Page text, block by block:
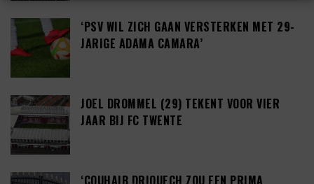
‘PSV WIL ZICH GAAN VERSTERKEN MET 29-
JARIGE ADAMA CAMARA’
JOEL DROMMEL (29) TEKENT VOOR VIER
JAAR BIJ FC TWENTE
‘COUHAIB DRIOUECH ZOU EEN PRIMA